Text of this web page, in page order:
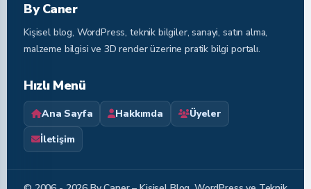
By Caner
Kişisel blog, WordPress, teknik bilgiler, sanayi, satın alma,
malzeme bilgisi ve 3D render üzerine pratik bilgi portalı.
Hızlı Menü
Ana Sayfa Hakkımda
Üyeler
İletişim